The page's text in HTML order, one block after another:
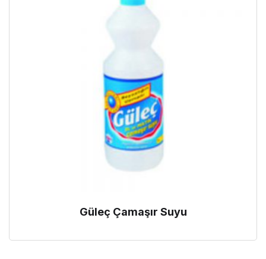
Güleç Çamaşır Suyu